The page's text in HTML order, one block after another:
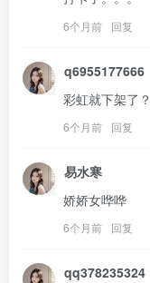
6个月前 回复
q6955177666
彩虹就下架了？
6个月前 回复
易水寒
娇娇女哗哗
6个月前 回复
qq378235324